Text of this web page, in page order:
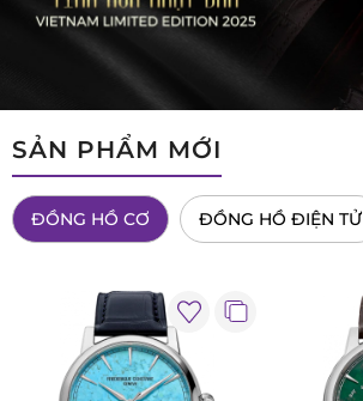
SẢN PHẨM MỚI
ĐỒNG HỒ CƠ ĐỒNG HỒ ĐIỆN TỬ